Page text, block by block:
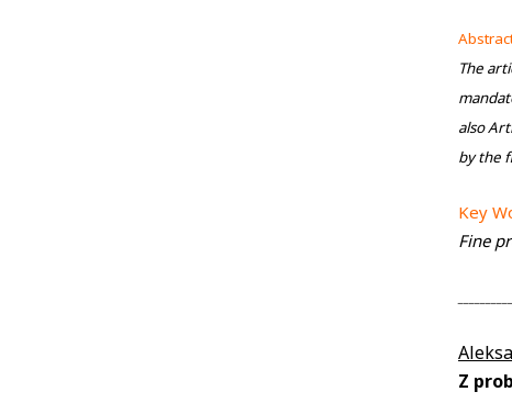
The
also
by the
Key
Fine
Z